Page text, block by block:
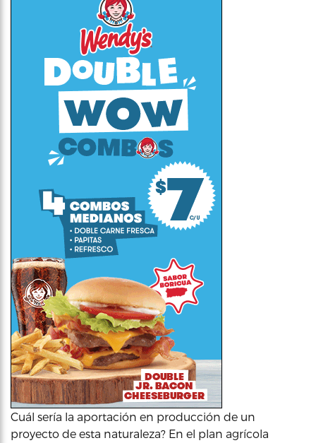
Cuál sería la aportación en producción de un
proyecto de esta naturaleza? En el plan agrícola